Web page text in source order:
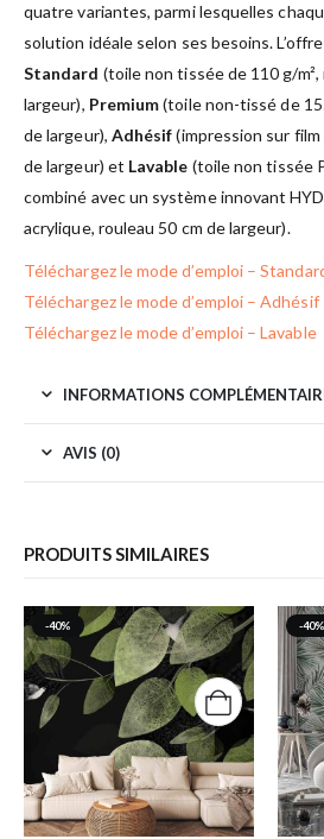
quatre variantes, parmi lesquelles
solution idéale selon ses besoins.
Standard (toile non tissée de 110 g/
largeur), Premium(toile non-tissé de
de largeur), Adhésif(impression sur film
de largeur) et Lavable (toile non tissée
combiné avec un système innovant
acrylique, rouleau 50 cm de largeur).
Téléchargez le mode d’emploi –
Téléchargez le mode d’emploi – Adhésif
Téléchargez le mode d’emploi – Lavable
INFORMATIONS
AVIS (0)
PRODUITS SIMILAIRES
-40% -40%